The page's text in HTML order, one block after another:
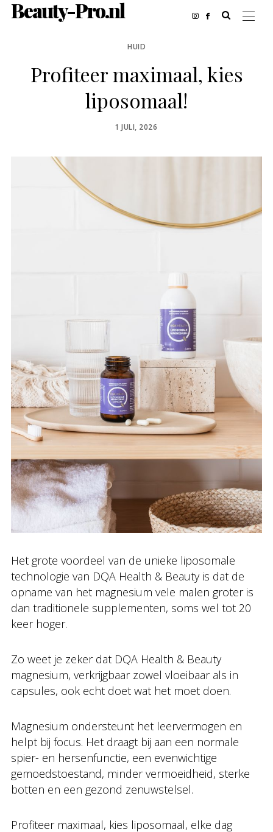
Beauty-Pro.nl
HUID
Profiteer maximaal, kies
liposomaal!
POSTED
1 JULI, 2026
Het grote voordeel van de unieke liposomale
technologie van DQA Health & Beauty is dat de
opname van het magnesium vele malen groter is
dan traditionele supplementen, soms wel tot 20
keer hoger.
Zo weet je zeker dat DQA Health & Beauty
magnesium, verkrijgbaar zowel vloeibaar als in
capsules, ook echt doet wat het moet doen.
Magnesium ondersteunt het leervermogen en
helpt bij focus. Het draagt bij aan een normale
spier- en hersenfunctie, een evenwichtige
gemoedstoestand, minder vermoeidheid, sterke
botten en een gezond zenuwstelsel.
Profiteer maximaal, kies liposomaal, elke dag